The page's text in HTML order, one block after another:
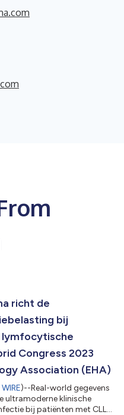
richt de
bij
Congress 2023
Association (EHA)
)--Real-world gegevens
ultramoderne klinische
bij patiënten met CLL,